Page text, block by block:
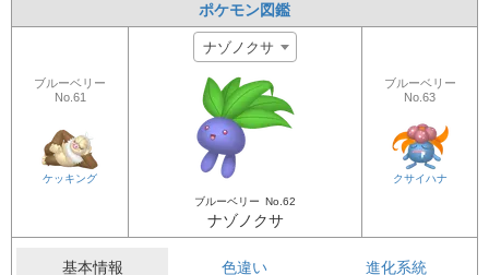
ポケモン図鑑
ブルーベリー
No.61
ケッキング
ナゾノクサ
ブルーベリー No.62
ナゾノクサ
ブルーベリー
No.63
クサイハナ
基本情報 色違い 進化系統